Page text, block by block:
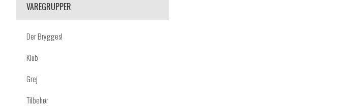
VAREGRUPPER
Der Brygges!
Klub
Grej
Tilbehør